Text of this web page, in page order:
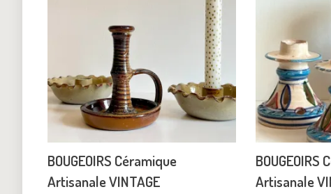
BOUGEOIRS Céramique
Artisanale VINTAGE
BOUGEOIRS
Artisanale